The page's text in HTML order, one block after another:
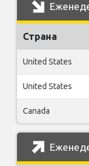
Страна
United States
United States
Canada